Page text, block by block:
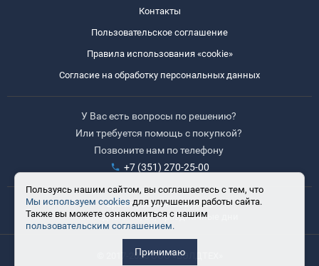
Контакты
Пользовательское соглашение
Правила использования «cookie»
Согласие на обработку персональных данных
У Вас есть вопросы по решению?
Или требуется помощь с покупкой?
Позвоните нам по телефону
+7 (351) 270-25-00
Время работы: 8:30-17:30
Выходные: сб, вс, праздничные дни
© 2017-2025 ООО «ВЭЛДТЕХ»
Пользуясь нашим сайтом, вы соглашаетесь с тем, что
Мы используем cookies для улучшения работы сайта.
Также вы можете ознакомиться с нашим
пользовательским соглашением.
Принимаю